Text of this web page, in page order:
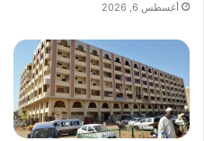
أغسطس 6, 2026